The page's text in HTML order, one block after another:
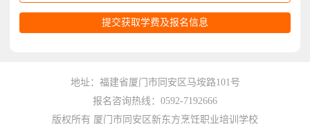
地址：福建省厦门市同安区马垵路101号
报名咨询热线：0592-7192666
版权所有 厦门市同安区新东方烹饪职业培训学校